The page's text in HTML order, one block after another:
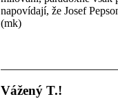
napovídají, že Josef
(mk)
Vážený T.!